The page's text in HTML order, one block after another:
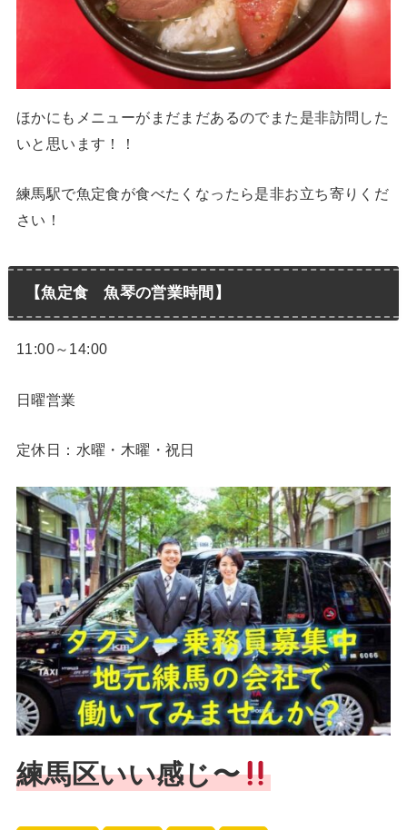
ほかにもメニューがまだまだあるのでまた是非訪問した
いと思います！！
練馬駅で魚定食が食べたくなったら是非お立ち寄りくだ
さい！
【魚定食 魚琴の営業時間】
11:00～14:00
日曜営業
定休日：水曜・木曜・祝日
練馬区いい感じ〜